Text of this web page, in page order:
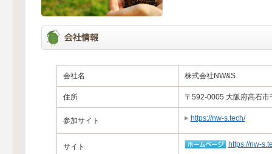
会社名 株式会社NW&S
住所 〒592-0005 大阪府高石
参加サイト https://nw-s.tech/
サイト https://nw-